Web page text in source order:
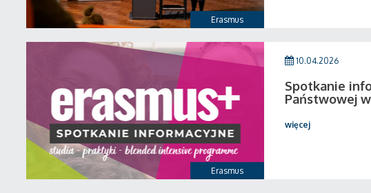
Erasmus
Erasmus
10.04.2026
Spotkanie
Państwowej
więcej